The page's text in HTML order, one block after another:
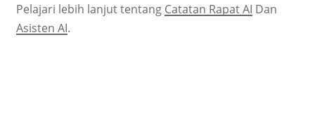
Pelajari lebih lanjut tentang Catatan Rapat AI Dan
Asisten AI.